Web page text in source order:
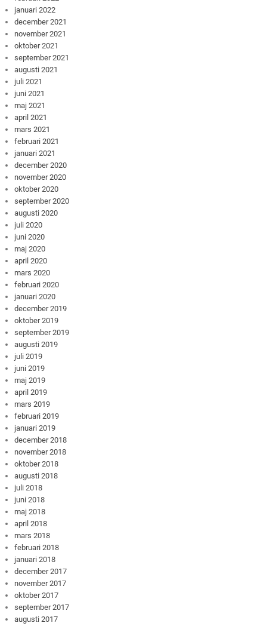
januari 2022
december 2021
november 2021
oktober 2021
september 2021
augusti 2021
juli 2021
juni 2021
maj 2021
april 2021
mars 2021
februari 2021
januari 2021
december 2020
november 2020
oktober 2020
september 2020
augusti 2020
juli 2020
juni 2020
maj 2020
april 2020
mars 2020
februari 2020
januari 2020
december 2019
oktober 2019
september 2019
augusti 2019
juli 2019
juni 2019
maj 2019
april 2019
mars 2019
februari 2019
januari 2019
december 2018
november 2018
oktober 2018
augusti 2018
juli 2018
juni 2018
maj 2018
april 2018
mars 2018
februari 2018
januari 2018
december 2017
november 2017
oktober 2017
september 2017
augusti 2017